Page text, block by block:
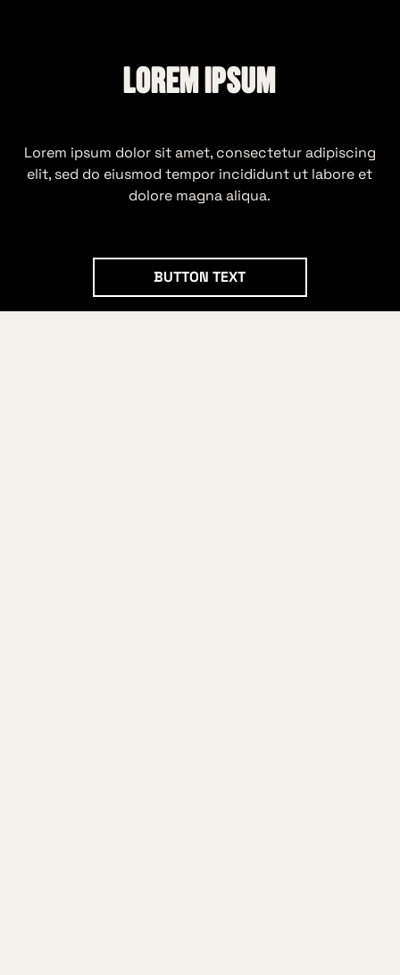
Lorem ipsum
Lorem ipsum dolor sit amet, consectetur adipiscing
elit, sed do eiusmod tempor incididunt ut labore et
dolore magna aliqua.
Button Text
BUTTON TEXT